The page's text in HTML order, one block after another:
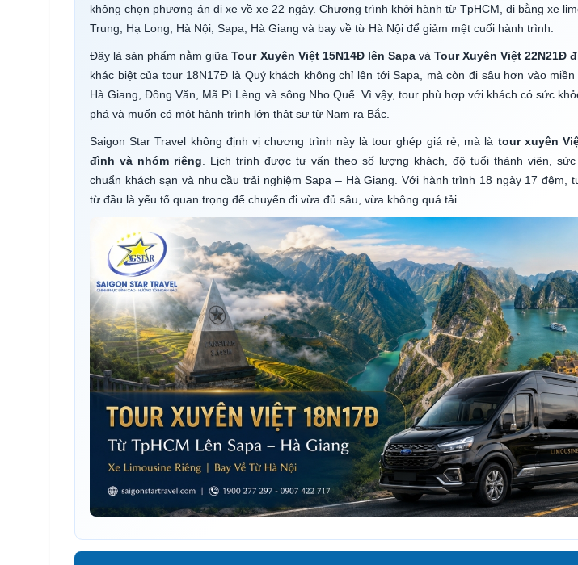
không chọn phương án đi xe về xe 22 ngày. Chương trình khởi hành từ TpHCM, đi bằng xe
Trung, Hạ Long, Hà Nội, Sapa, Hà Giang và bay về từ Hà Nội để giảm mệt cuối hành trình.
Đây là sản phẩm nằm giữaTour Xuyên Việt 15N14Đ lên SapavàTour Xuyên Việt 22N21Đ
khác biệt của tour 18N17Đ là Quý khách không chỉ lên tới Sapa, mà còn đi sâu hơn vào
Hà Giang, Đồng Văn, Mã Pì Lèng và sông Nho Quế. Vì vậy, tour phù hợp với khách có sức
phá và muốn có một hành trình lớn thật sự từ Nam ra Bắc.
Saigon Star Travel không định vị chương trình này là tour ghép giá rẻ, mà là tour xuyên
đình và nhóm riêng. Lịch trình được tư vấn theo số lượng khách, độ tuổi thành viên, sức
chuẩn khách sạn và nhu cầu trải nghiệm Sapa – Hà Giang. Với hành trình 18 ngày 17 đêm,
từ đầu là yếu tố quan trọng để chuyến đi vừa đủ sâu, vừa không quá tải.